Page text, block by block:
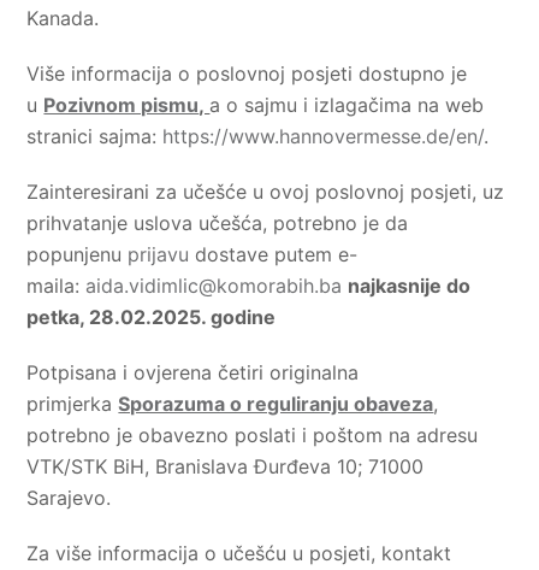
Kanada.
Više informacija o poslovnoj posjeti dostupno je
u Pozivnom pismu, a o sajmu i izlagačima na web
stranici sajma: https://www.hannovermesse.de/en/.
Zainteresirani za učešće u ovoj poslovnoj posjeti, uz
prihvatanje uslova učešća, potrebno je da
popunjenu prijavu dostave putem e-
maila: aida.vidimlic@komorabih.ba najkasnije do
petka, 28.02.2025. godine
Potpisana i ovjerena četiri originalna
primjerkaSporazuma o reguliranju obaveza,
potrebno je obavezno poslati i poštom na adresu
VTK/STK BiH, Branislava Đurđeva 10; 71000
Sarajevo.
Za više informacija o učešću u posjeti, kontakt